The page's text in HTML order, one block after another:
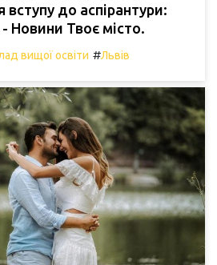
вступу до аспірантури:
Новини Твоє місто.
вищої освіти #Львів